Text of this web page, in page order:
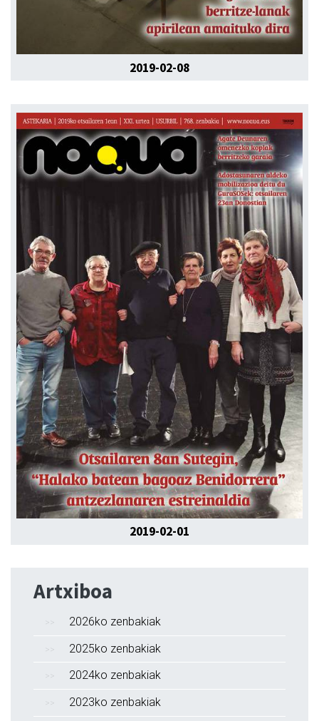
2019-02-08
2019-02-01
Artxiboa
2026ko zenbakiak
2025ko zenbakiak
2024ko zenbakiak
2023ko zenbakiak